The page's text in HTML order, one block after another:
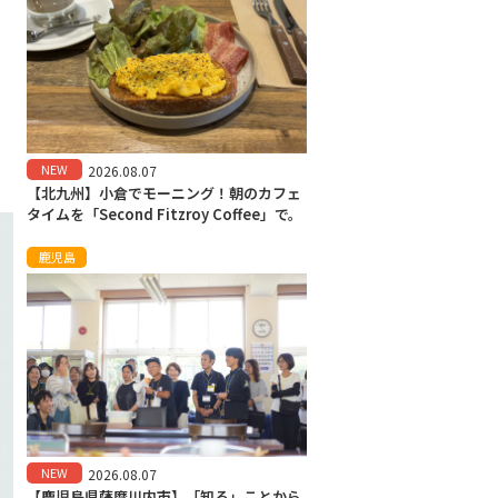
NEW 2026.08.07
【北九州】小倉でモーニング！朝のカフェ
タイムを「Second Fitzroy Coffee」で。
鹿児島
NEW 2026.08.07